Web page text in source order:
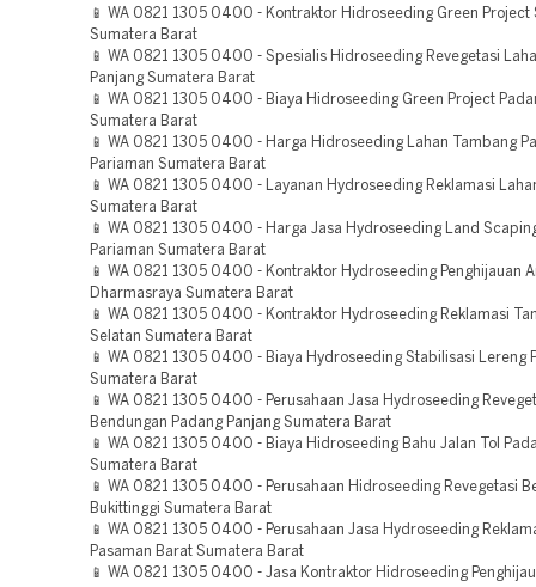
📱 WA 0821 1305 0400 - Kontraktor Hidroseeding Green Project
Sumatera Barat
📱 WA 0821 1305 0400 - Spesialis Hidroseeding Revegetasi
Panjang Sumatera Barat
📱 WA 0821 1305 0400 - Biaya Hidroseeding Green Project
Sumatera Barat
📱 WA 0821 1305 0400 - Harga Hidroseeding Lahan Tambang
Pariaman Sumatera Barat
📱 WA 0821 1305 0400 - Layanan Hydroseeding Reklamasi
Sumatera Barat
📱 WA 0821 1305 0400 - Harga Jasa Hydroseeding Land
Pariaman Sumatera Barat
📱 WA 0821 1305 0400 - Kontraktor Hydroseeding Penghijauan
Dharmasraya Sumatera Barat
📱 WA 0821 1305 0400 - Kontraktor Hydroseeding Reklamasi
Selatan Sumatera Barat
📱 WA 0821 1305 0400 - Biaya Hydroseeding Stabilisasi Lereng
Sumatera Barat
📱 WA 0821 1305 0400 - Perusahaan Jasa Hydroseeding
Bendungan Padang Panjang Sumatera Barat
📱 WA 0821 1305 0400 - Biaya Hidroseeding Bahu Jalan Tol
Sumatera Barat
📱 WA 0821 1305 0400 - Perusahaan Hidroseeding Revegetasi
Bukittinggi Sumatera Barat
📱 WA 0821 1305 0400 - Perusahaan Jasa Hydroseeding
Pasaman Barat Sumatera Barat
📱 WA 0821 1305 0400 - Jasa Kontraktor Hidroseeding